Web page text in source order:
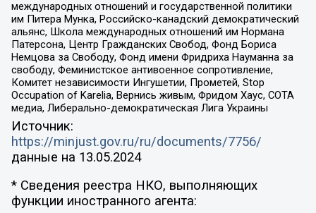
международных отношений и государственной политики
им Питера Мунка, Российско-канадский демократический
альянс, Школа международных отношений им Нормана
Патерсона, Центр Гражданских Свобод, Фонд Бориса
Немцова за Свободу, Фонд имени Фридриха Науманна за
свободу, Феминистское антивоенное сопротивление,
Комитет независимости Ингушетии, Прометей, Stop
Occupation of Karelia, Вернись живым, Фридом Хаус, СОТА
медиа, Либерально-демократическая Лига Украины
Источник:
https://minjust.gov.ru/ru/documents/7756/
данные на 13.05.2024
* Сведения реестра НКО, выполняющих
функции иностранного агента: